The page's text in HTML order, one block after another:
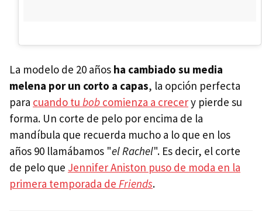
La modelo de 20 años ha cambiado su media
melena por un corto a capas, la opción perfecta
para cuando tu bob comienza a crecery pierde su
forma. Un corte de pelo por encima de la
mandíbula que recuerda mucho a lo que en los
años 90 llamábamos "el Rachel". Es decir, el corte
de pelo que Jennifer Aniston puso de moda en la
primera temporada de Friends.